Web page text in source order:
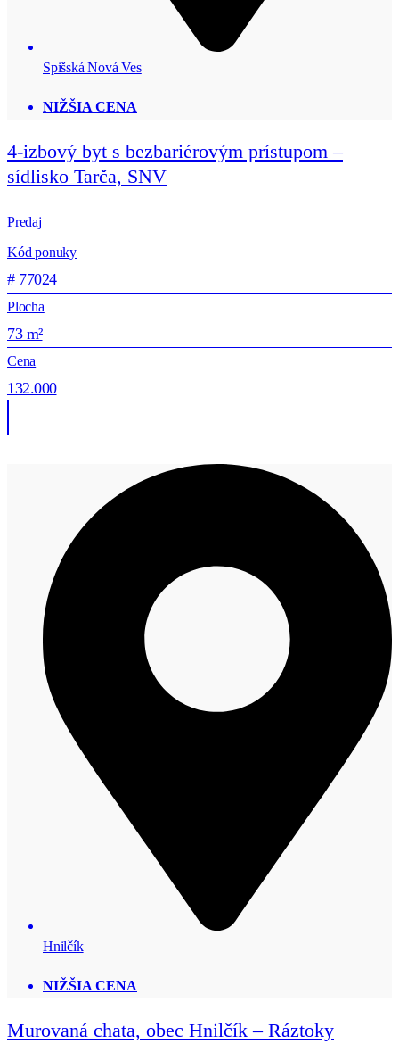
Spišská Nová Ves
NIŽŠIA CENA
4-izbový byt s bezbariérovým prístupom –
sídlisko Tarča, SNV
Predaj
Kód ponuky
# 77024
Plocha
73 m²
Cena
132.000
Hnilčík
NIŽŠIA CENA
Murovaná chata, obec Hnilčík – Ráztoky